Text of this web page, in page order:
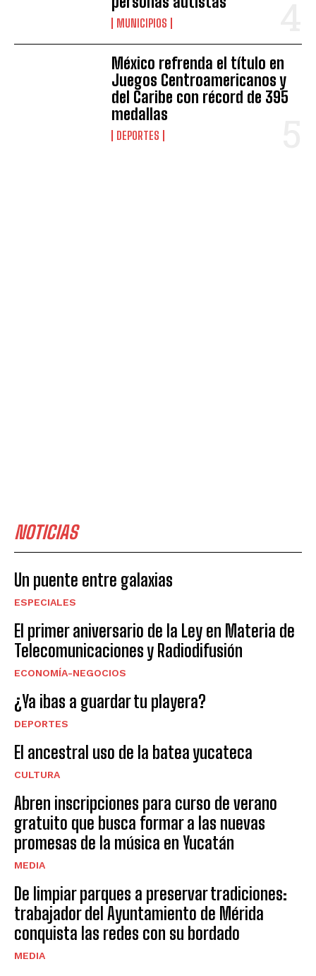
MUNICIPIOS
México refrenda el título en
Juegos Centroamericanos y
del Caribe con récord de 395
medallas
DEPORTES
NOTICIAS
Un puente entre galaxias
ESPECIALES
El primer aniversario de la Ley en Materia de
Telecomunicaciones y Radiodifusión
ECONOMÍA-NEGOCIOS
¿Ya ibas a guardar tu playera?
DEPORTES
El ancestral uso de la batea yucateca
CULTURA
Abren inscripciones para curso de verano
gratuito que busca formar a las nuevas
promesas de la música en Yucatán
MEDIA
De limpiar parques a preservar tradiciones:
trabajador del Ayuntamiento de Mérida
conquista las redes con su bordado
MEDIA